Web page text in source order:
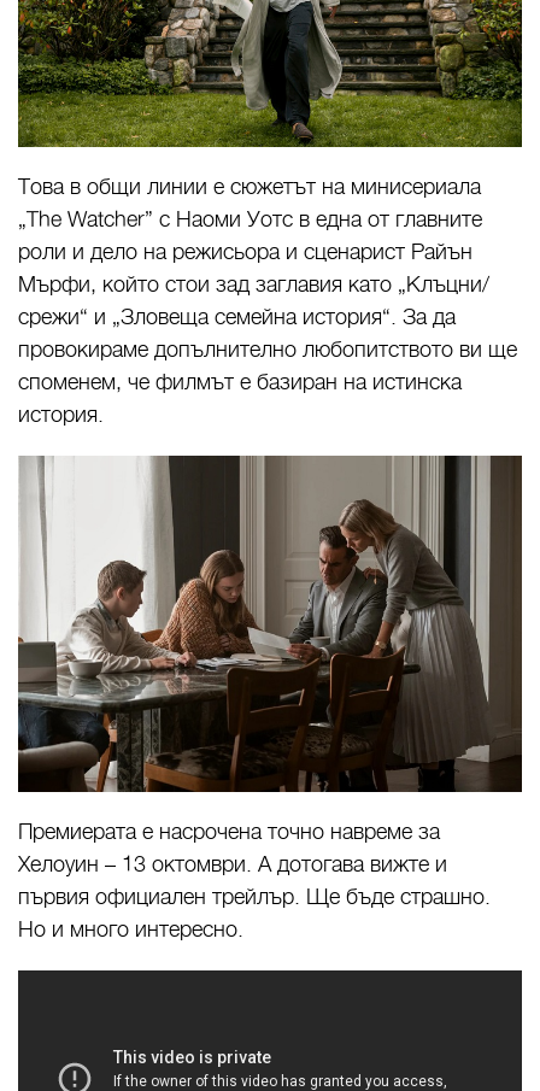
Това в общи линии е сюжетът на минисериала
„The Watcher” с Наоми Уотс в една от главните
роли и дело на режисьора и сценарист Райън
Мърфи, който стои зад заглавия като „Клъцни/
срежи“ и „Зловеща семейна история“. За да
провокираме допълнително любопитството ви ще
споменем, че филмът е базиран на истинска
история.
Премиерата е насрочена точно навреме за
Хелоуин – 13 октомври. А дотогава вижте и
първия официален трейлър. Ще бъде страшно.
Но и много интересно.